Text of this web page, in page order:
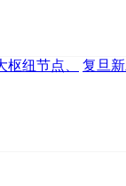
纽节点、 复旦